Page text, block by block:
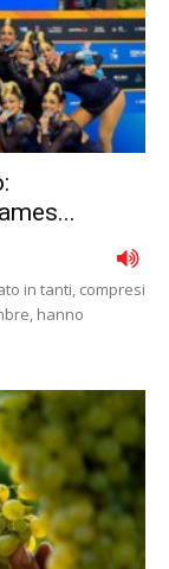
in tanti, compresi
hanno